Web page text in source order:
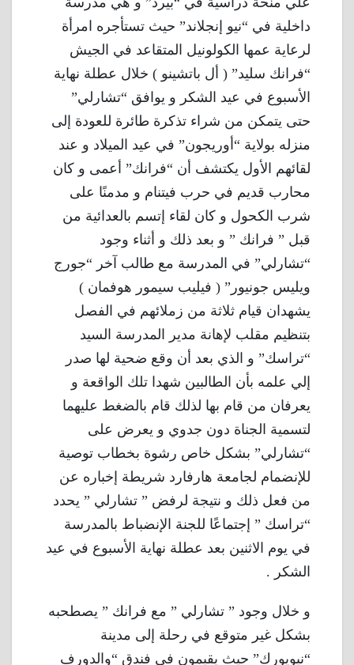
داخلية في “نيو إنجلاند” حيث تستأجره امرأة
لرعاية عمها الكولونيل المتقاعد في الجيش
“فرانك سليد” ( أل باتشينو ) خلال عطلة نهاية
الأسبوع في عيد الشكر و يوافق “تشارلي”
حتى يتمكن من شراء تذكرة طائرة للعودة إلى
منزله بولاية “أوريجون” في عيد الميلاد و عند
لقائهم الأول يكتشف أن “فرانك” أعمى و كان
محارب قديم في حرب فيتنام و مدمنًا على
شرب الكحول و كان لقاء إتسم بالعدائية من
قبل ” فرانك ” و بعد ذلك و أثناء وجود
“تشارلي” في المدرسة مع طالب آخر “جورج
ويليس جونيور” ( فيليب سيمور هوفمان )
يشهدان قيام ثلاثة من زملائهم في الفصل
بتنظيم مقلب لإهانة مدير المدرسة السيد
“تراسك” و الذي بعد أن وقع ضحية لها صدر
إلي علمه بأن الطالبين شهدا تلك الواقعة و
يعرفان من قام بها لذلك قام بالضغط عليهما
لتسمية الجناة دون جدوي و يعرض على
“تشارلي” بشكل خاص رشوة بخطاب توصية
للإنضمام لجامعة هارفارد شريطة إخباره عن
من فعل ذلك و نتيجة لرفض ” تشارلي ” يحدد
“تراسك ” إجتماعًا للجنة الإنضباط بالمدرسة
في يوم الاثنين بعد عطلة نهاية الأسبوع في عيد
الشكر .
و خلال وجود ” تشارلي ” مع فرانك ” يصطحبه
بشكل غير متوقع في رحلة إلى مدينة
“نيويورك” حيث يقيمون في فندق “والدورف